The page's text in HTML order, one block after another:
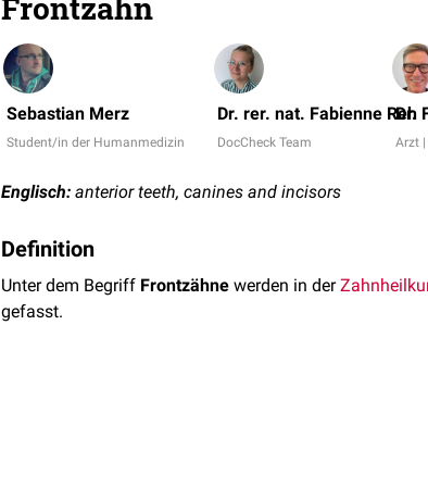
Frontzahn
Sebastian Merz
Student/in der Humanmedizin
Dr. rer. nat. Fabienne Reh
DocCheck Team
Dr.
Arzt
Englisch: anterior teeth, canines and incisors
Definition
Unter dem Begriff Frontzähne werden in der
gefasst.